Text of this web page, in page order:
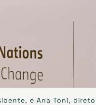
e Ana Toni,